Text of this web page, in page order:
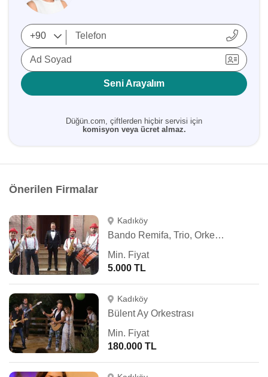
Ad Soyad
Seni Arayalım
Düğün.com, çiftlerden hiçbir servisi için
komisyon veya ücret almaz.
Önerilen Firmalar
Kadıköy
Bando Remifa, Trio, Orkestra, Fasıl
Min. Fiyat
5.000 TL
Kadıköy
Bülent Ay Orkestrası
Min. Fiyat
180.000 TL